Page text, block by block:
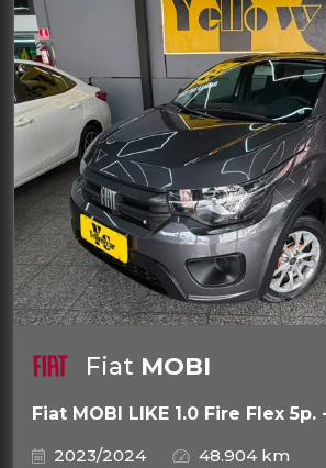
Fiat MOBI
Fiat MOBI LIKE 1.0 Fire Flex
2023/2024
48.904 km